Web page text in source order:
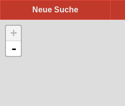
Neue Suche
+
-